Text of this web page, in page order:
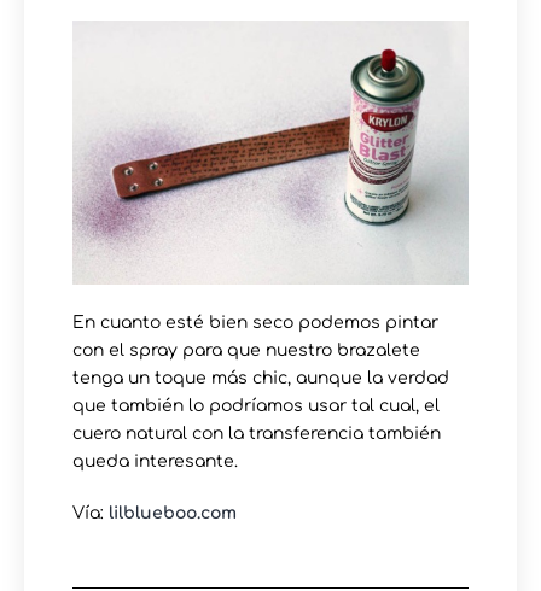
En cuanto esté bien seco podemos pintar
con el spray para que nuestro brazalete
tenga un toque más chic, aunque la verdad
que también lo podríamos usar tal cual, el
cuero natural con la transferencia también
queda interesante.
Vía: lilblueboo.com